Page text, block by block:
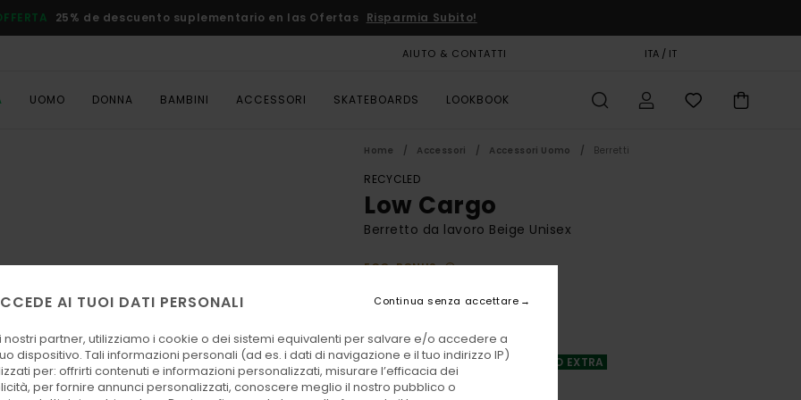
25% de descuento suplementario en las Ofertas Risparmia Subito!
AIUTO & CONTATTI ITA / IT
UOMO DONNA BAMBINI ACCESSORI SKATEBOARDS LOOKBOOK
Home Accessori Accessori Uomo Berretti
RECYCLED
Low Cargo
Berretto da lavoro Beige Unisex
ECO-BONUS
11,25 €
OFFERTE
DOPPIA OFFERTA 25% DI SCONTO EXTRA
AI TUOI DATI PERSONALI
partner, utilizziamo i cookie o dei sistemi equivalenti per salvare e/o accedere a
dispositivo. Tali informazioni personali (ad es. i dati di navigazione e il tuo indirizzo IP)
per: offrirti contenuti e informazioni personalizzati, misurare l’efficacia dei
per fornire annunci personalizzati, conoscere meglio il nostro pubblico o
Continua senza accettare